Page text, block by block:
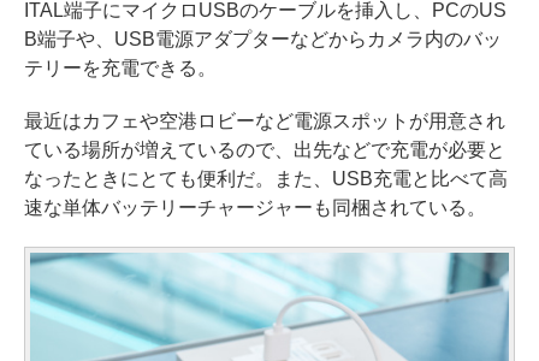
ITAL端子にマイクロUSBのケーブルを挿入し、PCのUS
B端子や、USB電源アダプターなどからカメラ内のバッ
テリーを充電できる。
最近はカフェや空港ロビーなど電源スポットが用意され
ている場所が増えているので、出先などで充電が必要と
なったときにとても便利だ。また、USB充電と比べて高
速な単体バッテリーチャージャーも同梱されている。